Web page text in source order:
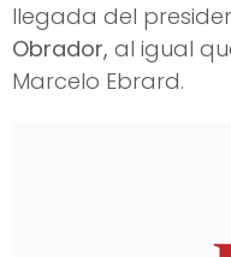
llegada del
Obrador, al igual
Marcelo Ebrard.